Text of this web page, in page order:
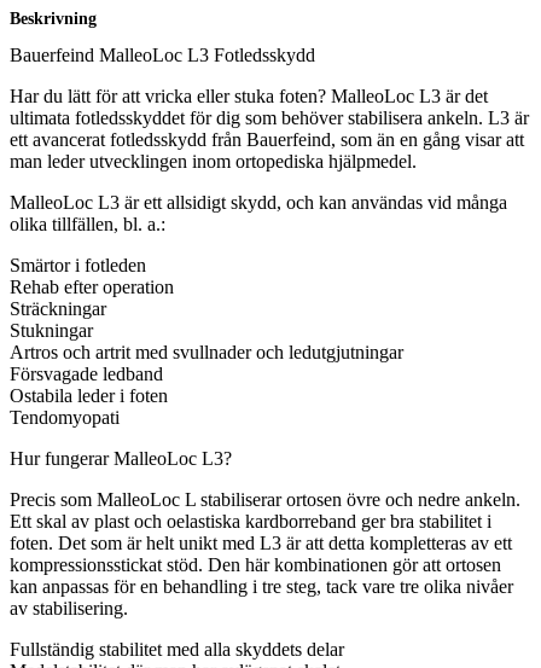
Beskrivning
Bauerfeind MalleoLoc L3 Fotledsskydd
Har du lätt för att vricka eller stuka foten? MalleoLoc L3 är det
ultimata fotledsskyddet för dig som behöver stabilisera ankeln. L3 är
ett avancerat fotledsskydd från Bauerfeind, som än en gång visar att
man leder utvecklingen inom ortopediska hjälpmedel.
MalleoLoc L3 är ett allsidigt skydd, och kan användas vid många
olika tillfällen, bl. a.:
Smärtor i fotleden
Rehab efter operation
Sträckningar
Stukningar
Artros och artrit med svullnader och ledutgjutningar
Försvagade ledband
Ostabila leder i foten
Tendomyopati
Hur fungerar MalleoLoc L3?
Precis som MalleoLoc L stabiliserar ortosen övre och nedre ankeln.
Ett skal av plast och oelastiska kardborreband ger bra stabilitet i
foten. Det som är helt unikt med L3 är att detta kompletteras av ett
kompressionsstickat stöd. Den här kombinationen gör att ortosen
kan anpassas för en behandling i tre steg, tack vare tre olika nivåer
av stabilisering.
Fullständig stabilitet med alla skyddets delar